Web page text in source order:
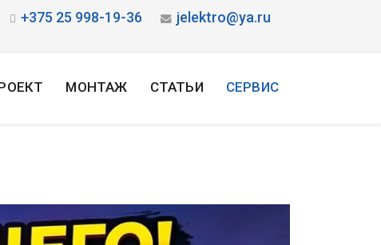
+375 25 998-19-36 jelektro@ya.ru
МОНТАЖ СТАТЬИ СЕРВИС